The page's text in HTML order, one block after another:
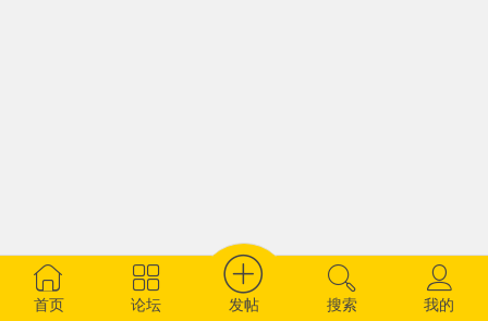
首页 论坛 发帖 搜索 我的